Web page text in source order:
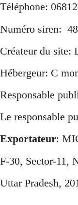
Téléphone:
Numéro siren:
Créateur du site:
Hébergeur: C
Responsable
Le responsable
Exportateur:
F-30, Sector-11,
Uttar Pradesh,